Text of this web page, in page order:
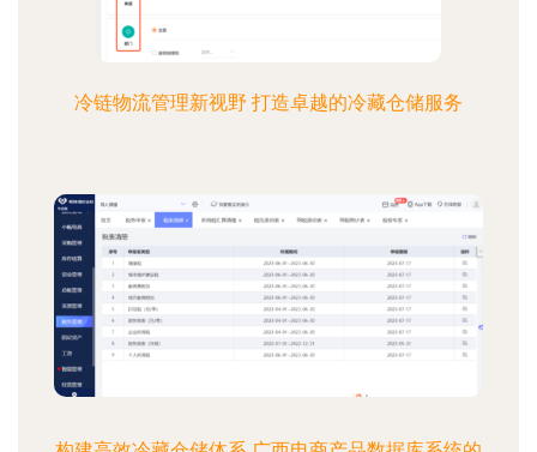
冷链物流管理新视野 打造卓越的冷藏仓储服务